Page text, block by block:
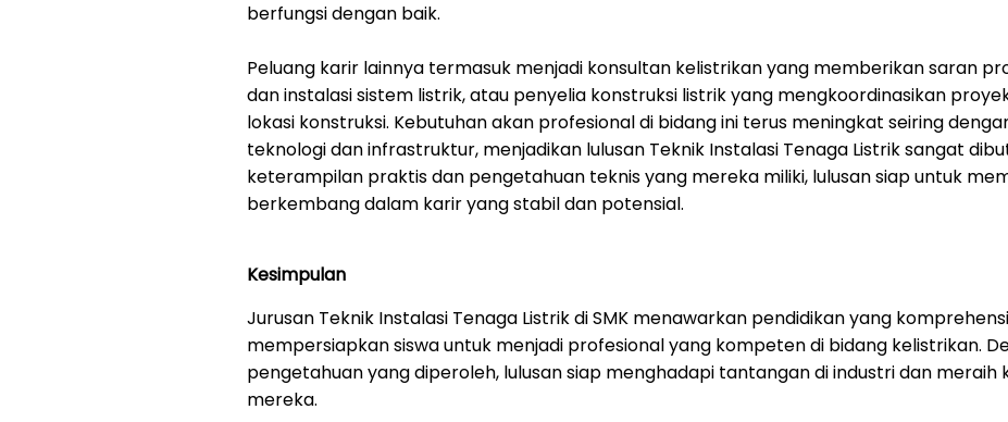
berfungsi dengan baik.
Peluang karir lainnya termasuk menjadi konsultan kelistrikan yang memberikan saran
dan instalasi sistem listrik, atau penyelia konstruksi listrik yang mengkoordinasikan
lokasi konstruksi. Kebutuhan akan profesional di bidang ini terus meningkat seiring
teknologi dan infrastruktur, menjadikan lulusan Teknik Instalasi Tenaga Listrik sangat
keterampilan praktis dan pengetahuan teknis yang mereka miliki, lulusan siap untuk
berkembang dalam karir yang stabil dan potensial.
Kesimpulan
Jurusan Teknik Instalasi Tenaga Listrik di SMK menawarkan pendidikan yang
mempersiapkan siswa untuk menjadi profesional yang kompeten di bidang kelistrikan.
pengetahuan yang diperoleh, lulusan siap menghadapi tantangan di industri dan meraih
mereka.